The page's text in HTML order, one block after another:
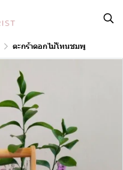
ตะกร้าดอกไม้โทนชมพู